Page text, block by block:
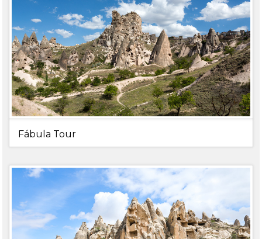
Fábula Tour